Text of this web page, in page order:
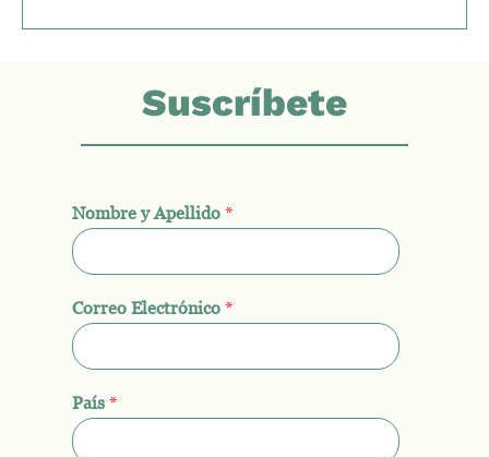
Suscríbete
Nombre y Apellido *
Correo Electrónico *
País *